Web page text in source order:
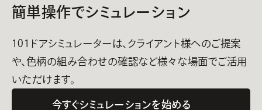
簡単操作でシミュレーション
101ドアシミュレーターは、クライアント様へのご提案
や、色柄の組み合わせの確認など様々な場面でご活用
いただけます。
今すぐシミュレーションを始める